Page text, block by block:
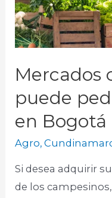
Mercados
puede
en Bogotá
Agro,
Si desea adquirir
de los